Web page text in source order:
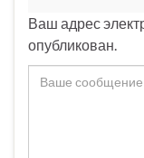
Ваш адрес
опубликован.